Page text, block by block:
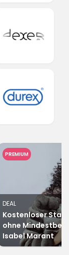
PREMIUM
DEAL
Kostenloser
ohne
Isabel Marant